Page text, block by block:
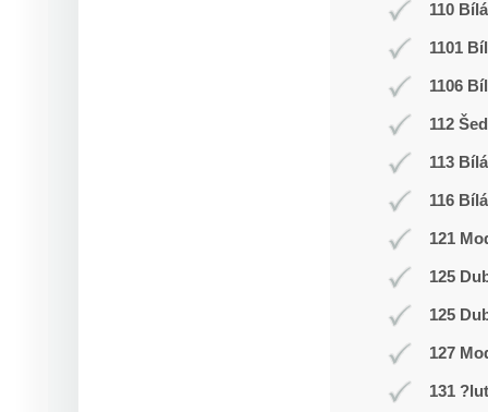
110
1101
1106
112
113 Bílá
116 Bílá
121
125
125
127
131 ?lut